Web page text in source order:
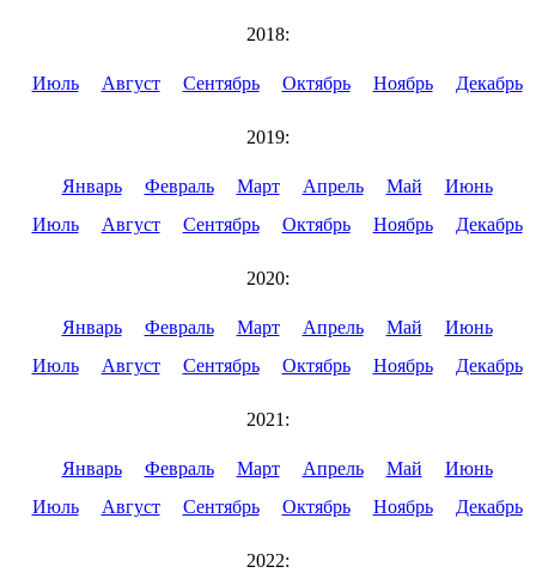
2018:
Июль Август Сентябрь Октябрь Ноябрь Декабрь
2019:
Январь Февраль Март Апрель Май
Июнь
Июль
Август Сентябрь Октябрь Ноябрь Декабрь
2020:
Январь Февраль Март Апрель Май
Июнь
Июль
Август Сентябрь Октябрь Ноябрь Декабрь
2021:
Январь Февраль Март Апрель Май
Июнь
Июль
Август Сентябрь Октябрь Ноябрь Декабрь
2022: